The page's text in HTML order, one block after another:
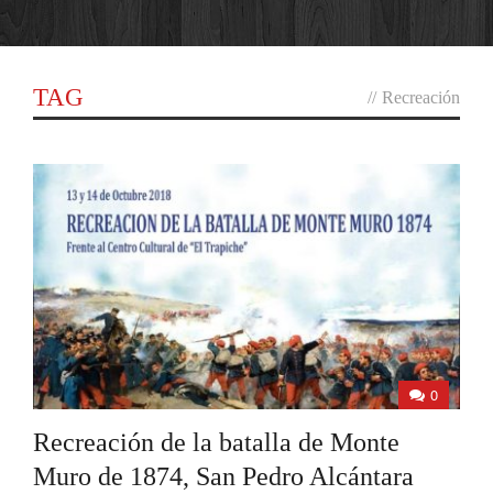
TAG // Recreación
0
Recreación de la batalla de Monte
Muro de 1874, San Pedro Alcántara